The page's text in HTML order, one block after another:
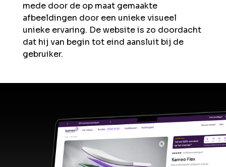
mede door de op maat gemaakte
afbeeldingen door een unieke visueel
unieke ervaring. De website is zo doordacht
dat hij van begin tot eind aansluit bij de
gebruiker.